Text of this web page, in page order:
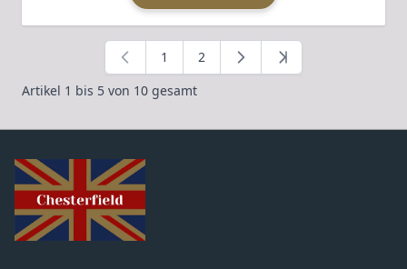
Artikel 1 bis 5 von 10 gesamt
Sie lesen gerade die Seite
1 Seite
2